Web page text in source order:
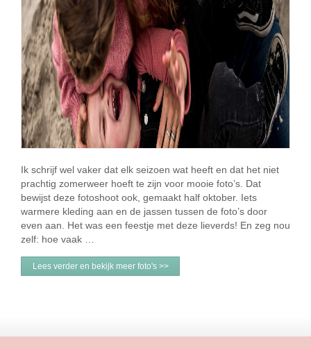
Ik schrijf wel vaker dat elk seizoen wat heeft en dat het niet
prachtig zomerweer hoeft te zijn voor mooie foto’s. Dat
bewijst deze fotoshoot ook, gemaakt half oktober. Iets
warmere kleding aan en de jassen tussen de foto’s door
even aan. Het was een feestje met deze lieverds! En zeg nou
zelf: hoe vaak …
Lees verder en bekijk meer foto's >>